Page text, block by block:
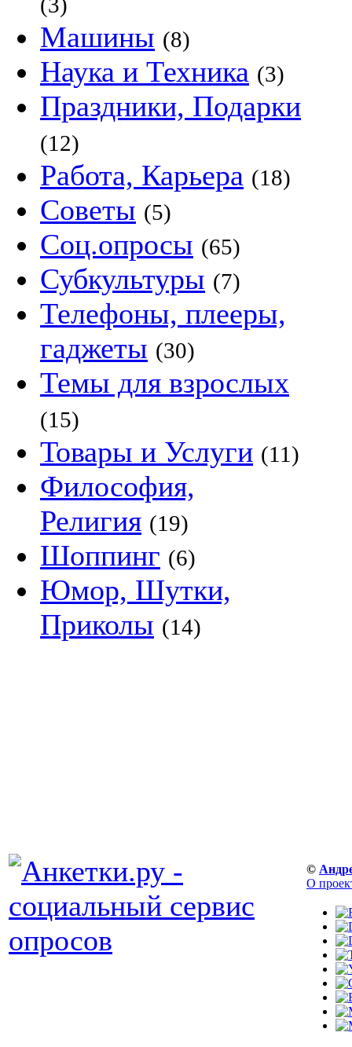
Машины (8)
Наука и Техника (3)
Праздники, Подарки
(12)
Работа, Карьера (18)
Советы (5)
Соц.опросы (65)
Субкультуры (7)
Телефоны, плееры,
гаджеты (30)
Темы для взрослых
(15)
Товары и Услуги (11)
Философия,
Религия (19)
Шоппинг (6)
Юмор, Шутки,
Приколы (14)
©
О